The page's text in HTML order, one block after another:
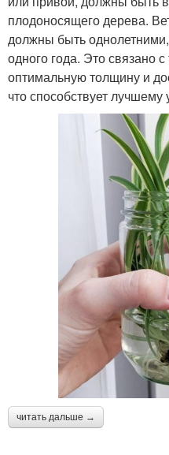
плодоносящего дерева.
должны быть
одного года. Это связано
оптимальную толщину и
что способствует
читать дальше →